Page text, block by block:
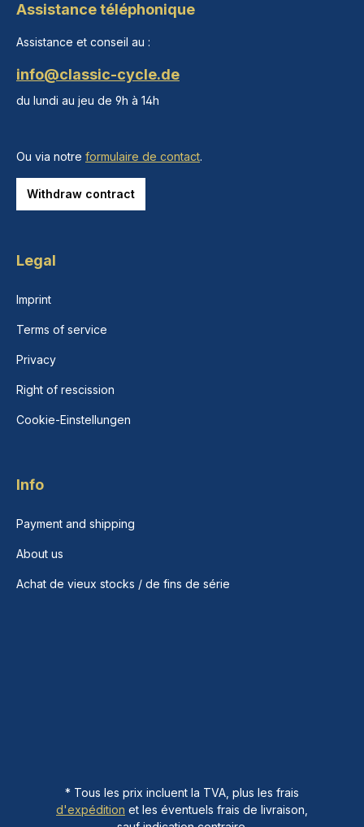
Assistance téléphonique
Assistance et conseil au :
info@classic-cycle.de
du lundi au jeu de 9h à 14h
Ou via notre formulaire de contact.
Withdraw contract
Legal
Imprint
Terms of service
Privacy
Right of rescission
Cookie-Einstellungen
Info
Payment and shipping
About us
Achat de vieux stocks / de fins de série
* Tous les prix incluent la TVA, plus les frais
d'expédition et les éventuels frais de livraison,